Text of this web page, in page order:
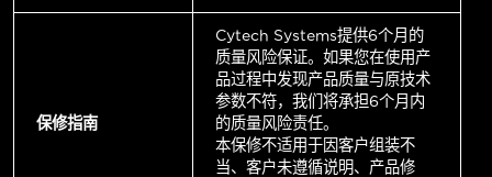
保修指南
Cytech Systems提供6个月的
质量风险保证。如果您在使用产
品过程中发现产品质量与原技术
参数不符，我们将承担6个月内
的质量风险责任。
本保修不适用于因客户组装不
当、客户未遵循说明、产品修